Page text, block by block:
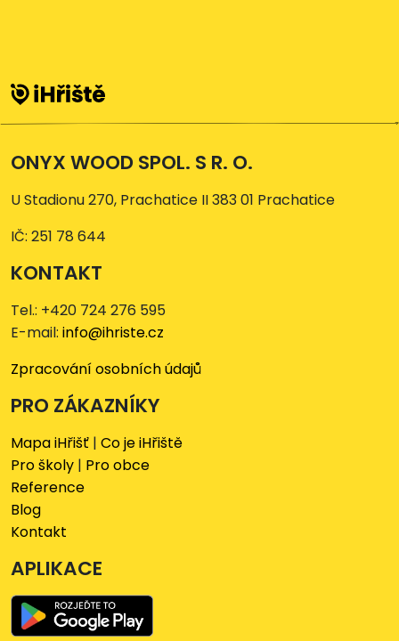
ONYX WOOD SPOL. S R. O.
U Stadionu 270, Prachatice II 383 01 Prachatice
IČ: 251 78 644
KONTAKT
Tel.: +420 724 276 595
E-mail: info@ihriste.cz
Zpracování osobních údajů
PRO ZÁKAZNÍKY
Mapa iHřišť | Co je iHřiště
Pro školy | Pro obce
Reference
Blog
Kontakt
APLIKACE